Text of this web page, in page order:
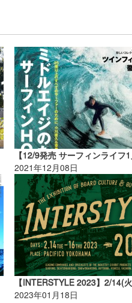
2021年12月08日
2023年01月18日